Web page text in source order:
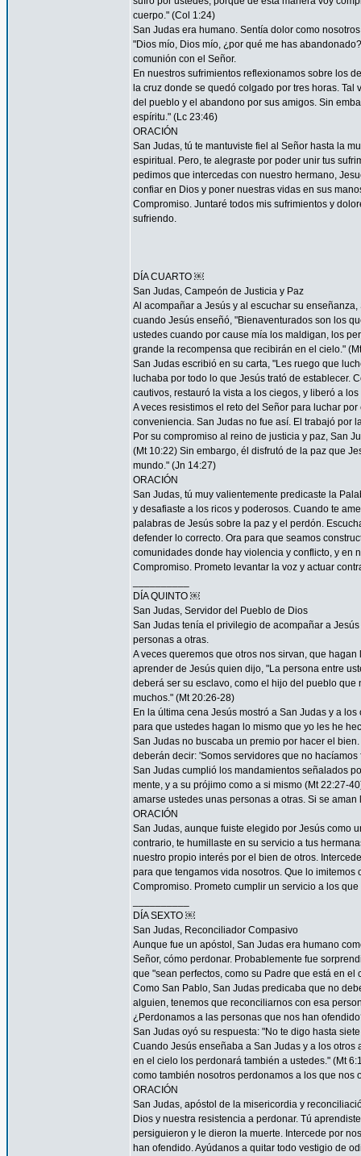
cuerpo." (Col 1:24)
San Judas era humano. Sentía dolor como
"Dios mío, Dios mío, ¿por qué me has
comunión con el Señor.
En nuestros sufrimientos reflexionamos sobre los
la cruz donde se quedó colgado por tres horas.
del pueblo y el abandono por sus amigos. Sin
espíritu." (Lc 23:46)
ORACIÓN
San Judas, tú te mantuviste fiel al Señor hasta la
espiritual. Pero, te alegraste por poder unir tus
pedimos que intercedas con nuestro hermano,
confiar en Dios y poner nuestras vidas en sus
Compromiso. Juntaré todos mis sufrimientos y
sufriendo.
DÍA CUARTO ￼
San Judas, Campeón de Justicia y Paz
Al acompañar a Jesús y al escuchar su
cuando Jesús enseñó, "Bienaventurados son los
ustedes cuando por cause mía los maldigan, los
grande la recompensa que recibirán en el cielo."
San Judas escribió en su carta, "Les ruego que
luchaba por todo lo que Jesús trató de establecer.
cautivos, restauró la vista a los ciegos, y liberó a
A veces resistimos el reto del Señor para luchar
conveniencia. San Judas no fue así. El trabajó por
Por su compromiso al reino de justicia y paz, San
(Mt 10:22) Sin embargo, él disfrutó de la paz que
mundo." (Jn 14:27)
ORACIÓN
San Judas, tú muy valientemente predicaste la
y desafiaste a los ricos y poderosos. Cuando te
palabras de Jesús sobre la paz y el perdón.
defender lo correcto. Ora para que seamos
comunidades donde hay violencia y conflicto, y en
Compromiso. Prometo levantar la voz y actuar
DÍA QUINTO ￼
San Judas, Servidor del Pueblo de Dios
San Judas tenía el privilegio de acompañar a
personas a otras.
A veces queremos que otros nos sirvan, que
aprender de Jesús quien dijo, "La persona entre
deberá ser su esclavo, como el hijo del pueblo
muchos." (Mt 20:26-28)
En la última cena Jesús mostró a San Judas y a
para que ustedes hagan lo mismo que yo les he
San Judas no buscaba un premio por hacer el
deberán decir: 'Somos servidores que no
San Judas cumplió los mandamientos señalados
mente, y a su prójimo como a si mismo (Mt 22:27-
amarse ustedes unas personas a otras. Si se
ORACIÓN
San Judas, aunque fuiste elegido por Jesús como
contrario, te humillaste en su servicio a tus
nuestro propio interés por el bien de otros.
para que tengamos vida nosotros. Que lo
Compromiso. Prometo cumplir un servicio a los
DÍA SEXTO ￼
San Judas, Reconciliador Compasivo
Aunque fue un apóstol, San Judas era humano
Señor, cómo perdonar. Probablemente fue
que "sean perfectos, como su Padre que está en el
Como San Pablo, San Judas predicaba que no
alguien, tenemos que reconciliarnos con esa
¿Perdonamos a las personas que nos han
San Judas oyó su respuesta: "No te digo hasta
Cuando Jesús enseñaba a San Judas y a los
en el cielo los perdonará también a ustedes." (Mt
como también nosotros perdonamos a los que nos
ORACIÓN
San Judas, apóstol de la misericordia y
Dios y nuestra resistencia a perdonar. Tú
persiguieron y le dieron la muerte. Intercede por
han ofendido. Ayúdanos a quitar todo vestigio de